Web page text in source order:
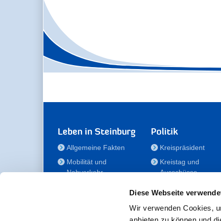
Diese Webseite
Wir verwenden Cookies,
Leben in Steinburg
Allgemeine Fakten
Mobilität und
Nahverkehr
Politik
Kreispräsident
Kreistag und
Ausschüsse
für Menschen mit
Behinderung